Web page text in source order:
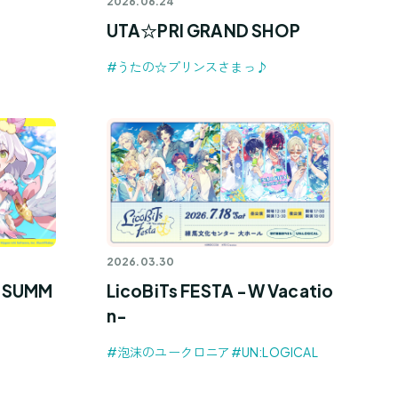
UTA☆PRI GRAND SHOP
#うたの☆プリンスさまっ♪
2026.03.30
LicoBiTs FESTA -W Vacatio
n-
#泡沫のユークロニア #UN:LOGICAL